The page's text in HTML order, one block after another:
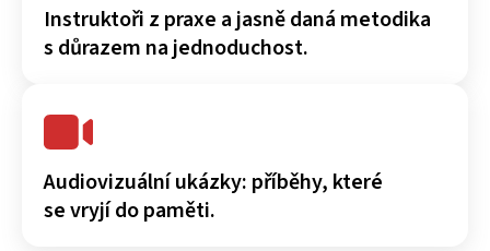
Instruktoři z praxe a jasně daná metodika
s důrazem na jednoduchost.
Audiovizuální ukázky: příběhy, které
se vryjí do paměti.